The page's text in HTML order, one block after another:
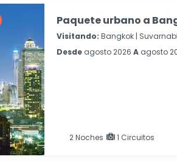
Paquete urbano a
Visitando: Bangkok |
Desde agosto 2026 A agosto
2Noches 1 Circuitos